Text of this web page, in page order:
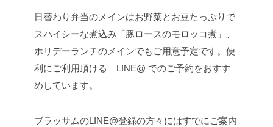
日替わり弁当のメインはお野菜とお豆たっぷりで
スパイシーな煮込み「豚ロースのモロッコ煮」、
ホリデーランチのメインでもご用意予定です。便
利にご利用頂ける LINE@ でのご予約をおすす
めしています。
ブラッサムのLINE@登録の方々にはすでにご案内